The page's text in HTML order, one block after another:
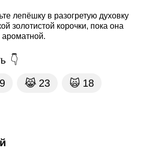
лепёшку в разогретую духовку
золотистой корочки, пока она
ароматной.
😹 23 🙀 18